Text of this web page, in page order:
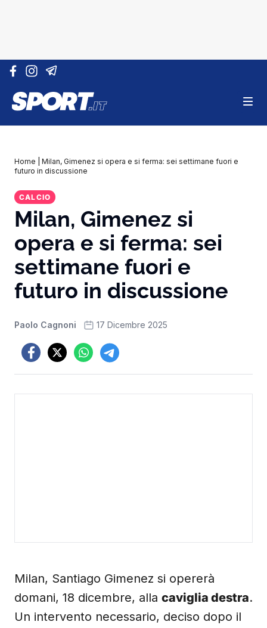
Vai al contenuto
Home
Milan, Gimenez si opera e si ferma: sei settimane fuori e
futuro in discussione
CALCIO
Milan, Gimenez si
opera e si ferma: sei
settimane fuori e
futuro in discussione
Paolo Cagnoni 17 Dicembre 2025
Milan, Santiago Gimenez si opererà
domani, 18 dicembre, alla caviglia destra.
Un intervento necessario, deciso dopo il